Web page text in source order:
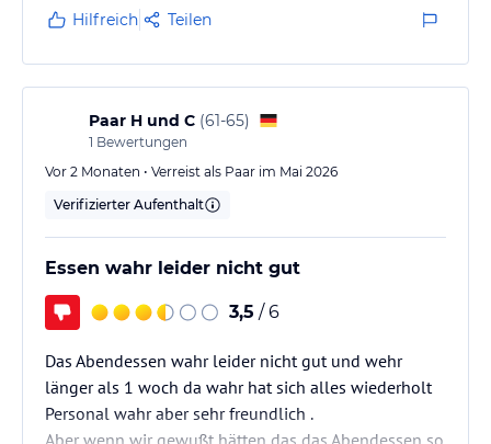
Hilfreich Teilen
Paar H und C (61-65)
1 Bewertungen
Vor 2 Monaten • Verreist als Paar im Mai 2026
Verifizierter Aufenthalt
Essen wahr leider nicht gut
3,5 / 6
Das Abendessen wahr leider nicht gut und wehr
länger als 1 woch da wahr hat sich alles wiederholt
Personal wahr aber sehr freundlich .
Aber wenn wir gewußt hätten das das Abendessen so